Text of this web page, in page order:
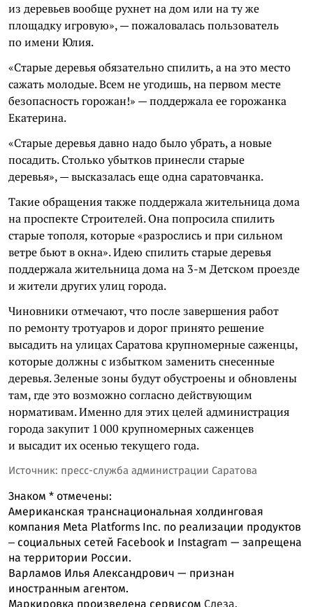
из деревьев вообще рухнет на дом или на ту же
площадку игровую», — пожаловалась пользователь
по имени Юлия.
«Старые деревья обязательно спилить, а на это место
сажать молодые. Всем не угодишь, на первом месте
безопасность горожан!» — поддержала ее горожанка
Екатерина.
«Старые деревья давно надо было убрать, а новые
посадить. Столько убытков принесли старые
деревья», — высказалась еще одна саратовчанка.
Такие обращения также поддержала жительница дома
на проспекте Строителей. Она попросила спилить
старые тополя, которые «разрослись и при сильном
ветре бьют в окна». Идею спилить старые деревья
поддержала жительница дома на 3-м Детском проезде
и жители других улиц города.
Чиновники отмечают, что после завершения работ
по ремонту тротуаров и дорог принято решение
высадить на улицах Саратова крупномерные саженцы,
которые должны с избытком заменить снесенные
деревья. Зеленые зоны будут обустроены и обновлены
там, где это возможно согласно действующим
нормативам. Именно для этих целей администрация
города закупит 1 000 крупномерных саженцев
и высадит их осенью текущего года.
Источник: пресс-служба администрации Саратова
Знаком * отмечены:
Американская транснациональная холдинговая
компания Meta Platforms Inc. по реализации продуктов
‒ социальных сетей Facebook и Instagram — запрещена
на территории России.
Варламов Илья Александрович — признан
иностранным агентом.
Маркировка произведена сервисом Слеза.